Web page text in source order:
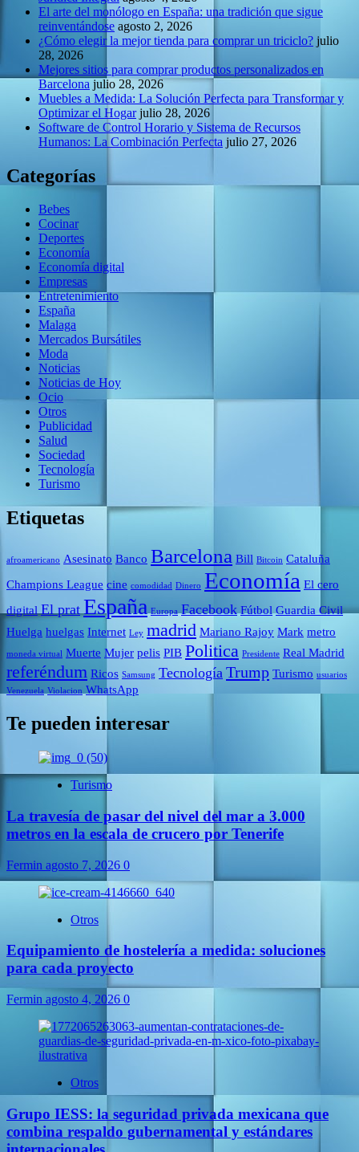
El arte del monólogo en España: una tradición que sigue
reinventándose agosto 2, 2026
¿Cómo elegir la mejor tienda para comprar un triciclo? julio
28, 2026
Mejores sitios para comprar productos personalizados en
Barcelona julio 28, 2026
Muebles a Medida: La Solución Perfecta para Transformar y
Optimizar el Hogar julio 28, 2026
Software de Control Horario y Sistema de Recursos
Humanos: La Combinación Perfecta julio 27, 2026
Categorías
Bebes
Cocinar
Deportes
Economía
Economía digital
Empresas
Entretenimiento
España
Malaga
Mercados Bursátiles
Moda
Noticias
Noticias de Hoy
Ocio
Otros
Publicidad
Salud
Sociedad
Tecnología
Turismo
Etiquetas
afroamericano Asesinato Banco Barcelona Bill Bitcoin Cataluña
Champions League cine comodidad Dinero Economía El cero
digital El prat España Europa Facebook Fútbol Guardia Civil
Huelga huelgas Internet Ley madrid Mariano Rajoy Mark metro
moneda virtual Muerte Mujer pelis PIB Politica Presidente Real Madrid
referéndum Ricos Samsung Tecnología Trump Turismo usuarios
Venezuela Violacion WhatsApp
Te pueden interesar
Turismo
La travesía de pasar del nivel del mar a 3.000
metros en la escala de crucero por Tenerife
Fermin agosto 7, 2026 0
Otros
Equipamiento de hostelería a medida: soluciones
para cada proyecto
Fermin agosto 4, 2026 0
Otros
Grupo IESS: la seguridad privada mexicana que
combina respaldo gubernamental y estándares